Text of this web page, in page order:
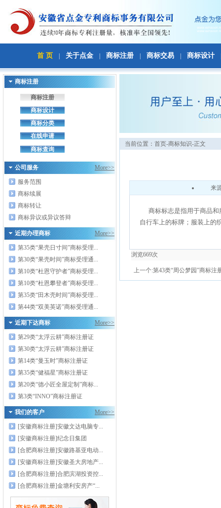
首 页 关于点金 商标注册 商标交易 商标设计
商标注册
商标注册
商标设计
商标分类
在线申请
商标查询
公司服务 More>>
服务范围
商标续展
商标转让
商标异议或异议答辩
近期办理商标 More>>
第35类“果壳日寸间”商标受理...
第30类“果壳时间”商标受理通...
第10类“杜恩守护者”商标受理...
第10类“杜恩攀登者”商标受理...
第35类“田木壳时间”商标受理...
第44类“双美英诺”商标受理通...
近期下达商标 More>>
第29类“太浮云耕”商标注册证
第30类“太浮云耕”商标注册证
第14类“曼玉时”商标注册证
第35类“健福星”商标注册证
第20类“德小匠全屋定制”商标...
第3类“INNO”商标注册证
我们的客户 More>>
[安徽商标注册]安徽文达电脑专...
[安徽商标注册]纪念日集团
[合肥商标注册]安徽路基亚电动...
[安徽商标注册]安徽圣大房地产...
[合肥商标注册]合肥滨湖投资控...
[合肥商标注册]金塘利安房产“...
当前位置： 首页-商标知识-正文
来
商标标志是指用于商品和
自行车上的标牌；服装上的
浏览669次
上一个:第43类“周公梦园”商标注